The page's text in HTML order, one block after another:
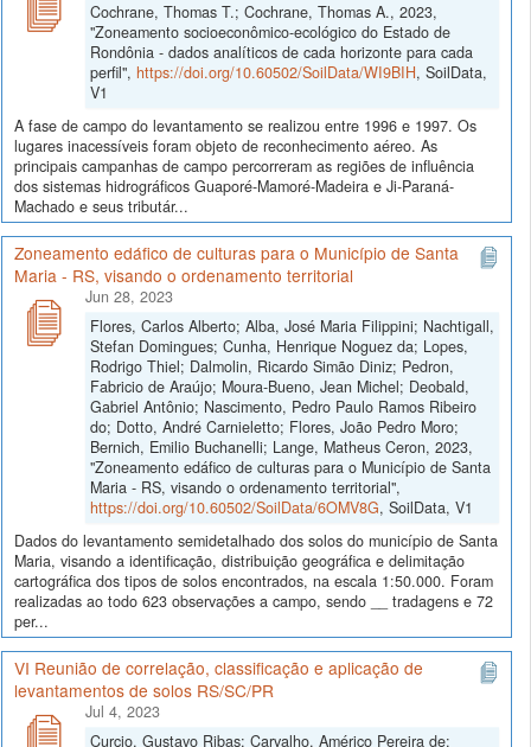
Cochrane, Thomas T.; Cochrane, Thomas A., 2023,
"Zoneamento socioeconômico-ecológico do Estado de
Rondônia - dados analíticos de cada horizonte para cada
perfil", https://doi.org/10.60502/SoilData/WI9BIH, SoilData,
V1
A fase de campo do levantamento se realizou entre 1996 e 1997. Os
lugares inacessíveis foram objeto de reconhecimento aéreo. As
principais campanhas de campo percorreram as regiões de influência
dos sistemas hidrográficos Guaporé-Mamoré-Madeira e Ji-Paraná-
Machado e seus tributár...
Zoneamento edáfico de culturas para o Município de Santa
Maria - RS, visando o ordenamento territorial
Jun 28, 2023
Flores, Carlos Alberto; Alba, José Maria Filippini; Nachtigall,
Stefan Domingues; Cunha, Henrique Noguez da; Lopes,
Rodrigo Thiel; Dalmolin, Ricardo Simão Diniz; Pedron,
Fabricio de Araújo; Moura-Bueno, Jean Michel; Deobald,
Gabriel Antônio; Nascimento, Pedro Paulo Ramos Ribeiro
do; Dotto, André Carnieletto; Flores, João Pedro Moro;
Bernich, Emilio Buchanelli; Lange, Matheus Ceron, 2023,
"Zoneamento edáfico de culturas para o Município de Santa
Maria - RS, visando o ordenamento territorial",
https://doi.org/10.60502/SoilData/6OMV8G, SoilData, V1
Dados do levantamento semidetalhado dos solos do município de Santa
Maria, visando a identificação, distribuição geográfica e delimitação
cartográfica dos tipos de solos encontrados, na escala 1:50.000. Foram
realizadas ao todo 623 observações a campo, sendo __ tradagens e 72
per...
VI Reunião de correlação, classificação e aplicação de
levantamentos de solos RS/SC/PR
Jul 4, 2023
Curcio, Gustavo Ribas; Carvalho, Américo Pereira de;